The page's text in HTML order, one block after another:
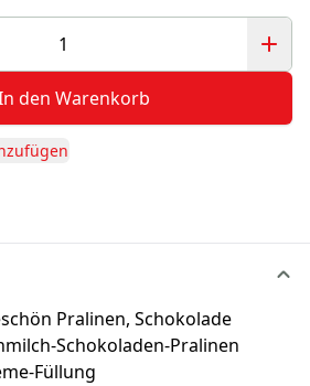
den Warenkorb
Pralinen, Schokolade
Schokoladen-Pralinen
Füllung